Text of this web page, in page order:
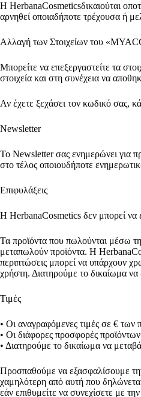
Η HerbanaCosmeticsδικαιούται
αρνηθεί οποιαδήποτε τρέχουσα ή
Αλλαγή των Στοιχείων του
Μπορείτε να επεξεργαστείτε τα
στοιχεία και στη συνέχεια να
Αν έχετε ξεχάσει τον κωδικό σας,
Newsletter
Το Newsletter σας ενημερώνει για
στο τέλος οποιουδήποτε
Επιφυλάξεις
Η HerbanaCosmetics δεν μπορεί να
Τα προϊόντα που πωλούνται μέσω
μεταπωλούν προϊόντα. Η
περιπτώσεις μπορεί να υπάρχουν
χρήστη. Διατηρούμε το δικαίωμα
Τιμές
• Οι αναγραφόμενες τιμές σε € των
• Οι διάφορες προσφορές
• Διατηρούμε το δικαίωμα να
Προσπαθούμε να εξασφαλίσουμε
χαμηλότερη από αυτή που
εάν επιθυμείτε να συνεχίσετε με